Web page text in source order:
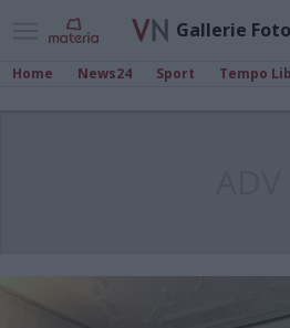
Gallerie
Home News24 Sport Tempo